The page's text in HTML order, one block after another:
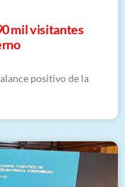
mil visitantes
positivo de la